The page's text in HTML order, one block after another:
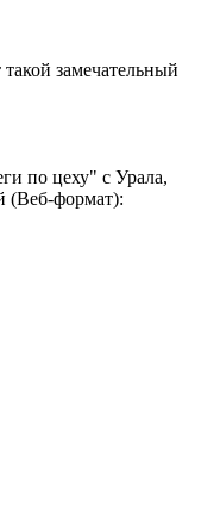
замечательный
по цеху" с Урала,
(Веб-формат):